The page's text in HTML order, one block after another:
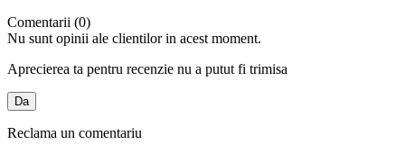
Comentarii (0)
Nu sunt opinii ale clientilor in acest moment.
Aprecierea ta pentru recenzie nu a putut fi trimisa
Da
Reclama un comentariu